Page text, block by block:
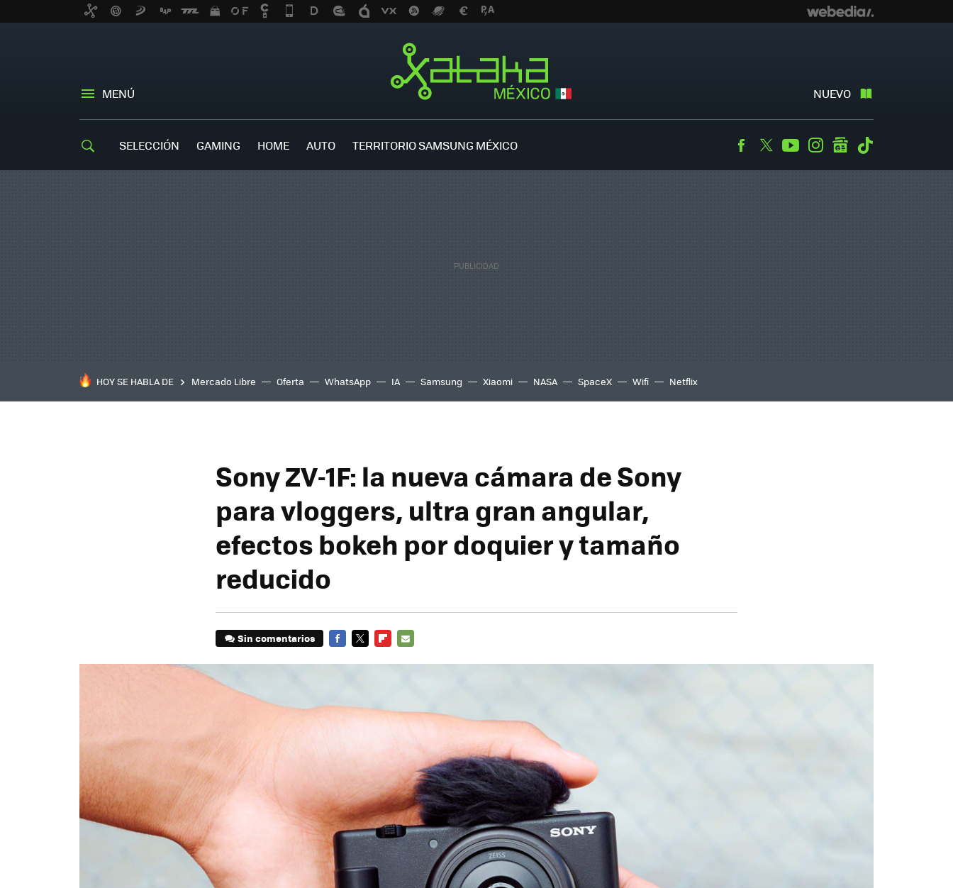
MENÚ NUEVO
SELECCIÓN GAMING HOME AUTO TERRITORIO SAMSUNG MÉXICO Facebook
TwitterYoutubeInstagramgooglenews
HOY SE HABLA DE Mercado Libre Oferta WhatsApp IA Samsung Xiaomi NASA SpaceX Wifi Netflix
Sony ZV-1F: la nueva cámara de Sony
para vloggers, ultra gran angular,
efectos bokeh por doquier y tamaño
reducido
Sin comentarios